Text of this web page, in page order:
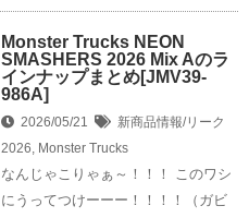
Monster Trucks NEON
SMASHERS 2026 Mix Aのラ
インナップまとめ[JMV39-
986A]
2026/05/21
新商品情報/リーク
2026, Monster Trucks
なんじゃこりゃぁ～！！！ このワシ
にうってつけーーー！！！！（ガビ